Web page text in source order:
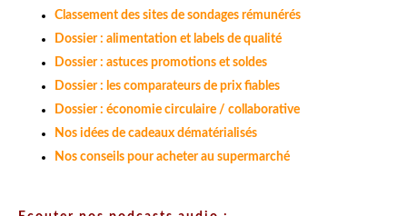
Classement des sites de sondages rémunérés
Dossier : alimentation et labels de qualité
Dossier : astuces promotions et soldes
Dossier : les comparateurs de prix fiables
Dossier : économie circulaire / collaborative
Nos idées de cadeaux dématérialisés
Nos conseils pour acheter au supermarché